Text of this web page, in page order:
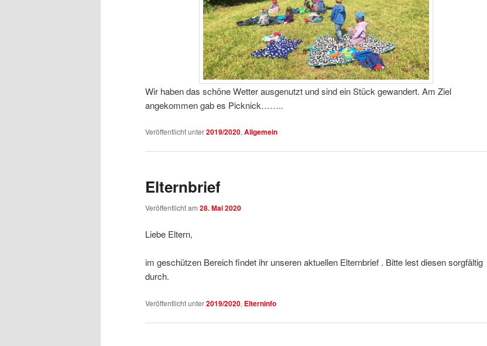
Wir haben das schöne Wetter ausgenutzt und sind ein Stück gewandert. Am Ziel
angekommen gab es Picknick……..
Veröffentlicht unter2019/2020, Allgemein
Elternbrief
Veröffentlicht am 28. Mai 2020
Liebe Eltern,
im geschützen Bereich findet ihr unseren aktuellen Elternbrief . Bitte lest diesen sorgfältig
durch.
Veröffentlicht unter2019/2020, Elterninfo